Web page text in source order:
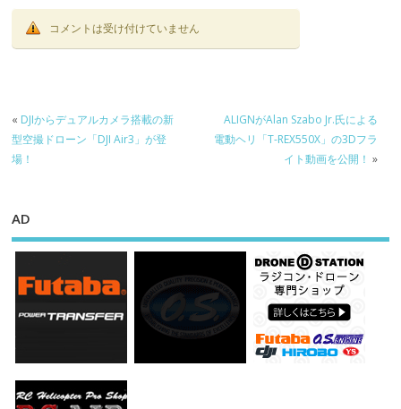
コメントは受け付けていません
« DJIからデュアルカメラ搭載の新
型空撮ドローン「DJI Air3」が登
場！
ALIGNがAlan Szabo Jr.氏による
電動ヘリ「T-REX550X」の3Dフラ
イト動画を公開！ »
AD